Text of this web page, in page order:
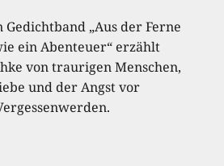
„Aus der Ferne
ein Abenteuer“ erzählt
von traurigen Menschen,
und der Angst vor